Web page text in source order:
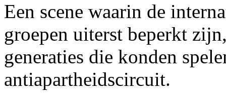
Een scene waarin de
groepen uiterst beperkt
generaties die konden
antiapartheidscircuit.